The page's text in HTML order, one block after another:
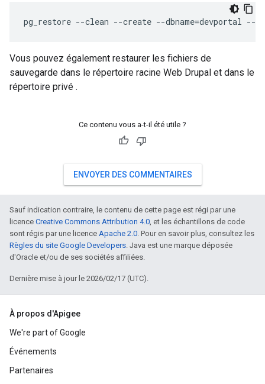
pg_restore --clean --create --dbname=devportal --
Vous pouvez également restaurer les fichiers de
sauvegarde dans le répertoire racine Web Drupal et dans le
répertoire privé .
Ce contenu vous a-t-il été utile ?
ENVOYER DES COMMENTAIRES
Sauf indication contraire, le contenu de cette page est régi par une
licence Creative Commons Attribution 4.0, et les échantillons de code
sont régis par une licence Apache 2.0. Pour en savoir plus, consultez les
Règles du site Google Developers. Java est une marque déposée
d'Oracle et/ou de ses sociétés affiliées.
Dernière mise à jour le 2026/02/17 (UTC).
À propos d'Apigee
We're part of Google
Événements
Partenaires